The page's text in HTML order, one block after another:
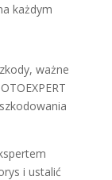
każdym
ważne
i ustalić